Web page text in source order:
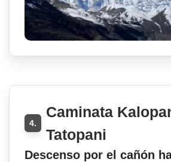
4.
Caminata
Tatopani
Descenso por el cañón